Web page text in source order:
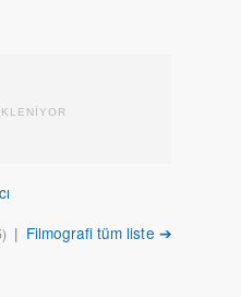
| Filmografi tüm liste ➔